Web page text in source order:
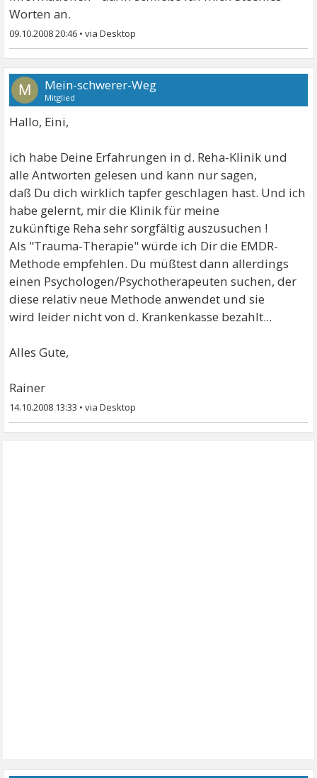
Worten an.
09.10.2008 20:46 •
M Mein-schwerer-Weg
Mitglied
Hallo, Eini,
ich habe Deine Erfahrungen in d. Reha-Klinik und
alle Antworten gelesen und kann nur sagen,
daß Du dich wirklich tapfer geschlagen hast. Und ich
habe gelernt, mir die Klinik für meine
zukünftige Reha sehr sorgfältig auszusuchen !
Als "Trauma-Therapie" würde ich Dir die EMDR-
Methode empfehlen. Du müßtest dann allerdings
einen Psychologen/Psychotherapeuten suchen, der
diese relativ neue Methode anwendet und sie
wird leider nicht von d. Krankenkasse bezahlt...
Alles Gute,
Rainer
14.10.2008 13:33 •